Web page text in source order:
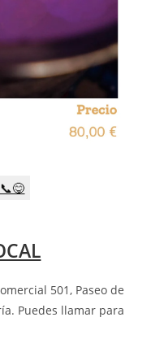
501, Paseo de
. Puedes llamar para